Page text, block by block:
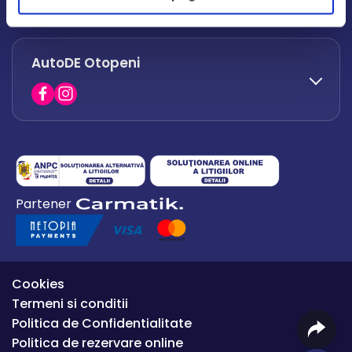
office.afumati@autode.ro
0730 063 852
0730 063 851
AutoDE Otopeni
0754 649 360
office.premium@autode.ro
Partener
Cookies
Termeni si conditii
Politica de Confidentialitate
Politica de rezervare online